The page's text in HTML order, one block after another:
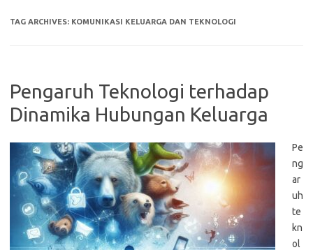
TAG ARCHIVES: KOMUNIKASI KELUARGA DAN TEKNOLOGI
Pengaruh Teknologi terhadap
Dinamika Hubungan Keluarga
Pe
ng
ar
uh
te
kn
ol